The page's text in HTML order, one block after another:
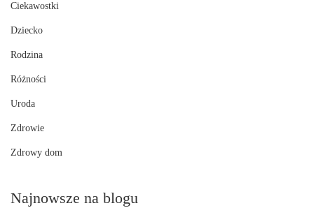
Ciekawostki
Dziecko
Rodzina
Różności
Uroda
Zdrowie
Zdrowy dom
Najnowsze na blogu